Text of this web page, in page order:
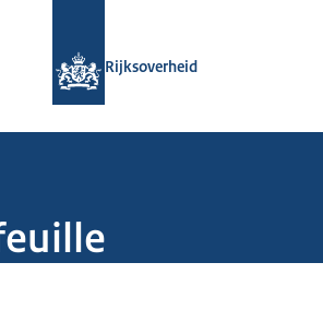
Rijksoverheid